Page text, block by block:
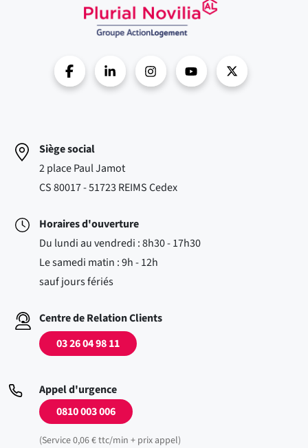
Siège social
2 place Paul Jamot
CS 80017 - 51723 REIMS Cedex
Horaires d'ouverture
Du lundi au vendredi : 8h30 - 17h30
Le samedi matin : 9h - 12h
sauf jours fériés
Centre de Relation Clients
03 26 04 98 11
Appel d'urgence
0810 003 006
(Service 0,06 € ttc/min + prix appel)